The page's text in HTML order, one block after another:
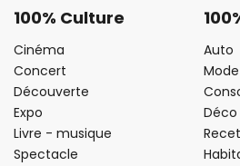
100% Culture
Cinéma
Concert
Découverte
Expo
Livre - musique
Spectacle
Auto
Déco